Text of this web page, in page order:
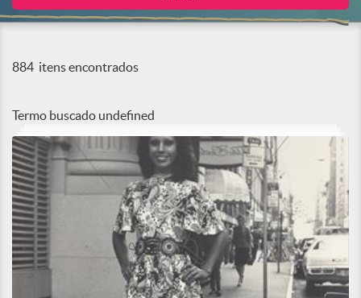
884 itens encontrados
Termo buscado undefined